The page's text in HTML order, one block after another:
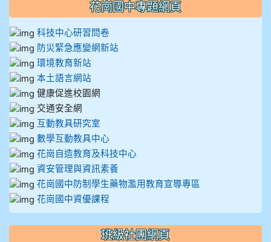
花崗國中專題網頁
科技中心研習問卷
防災緊急應變網新站
環境教育新站
本土語言網站
健康促進校園網
交通安全網
互動教具研究室
數學互動教具中心
花崗自造教育及科技中心
資安管理與資訊素養
花崗國中防制學生藥物濫用教育宣導專區
花崗國中資優課程
班級社團網頁